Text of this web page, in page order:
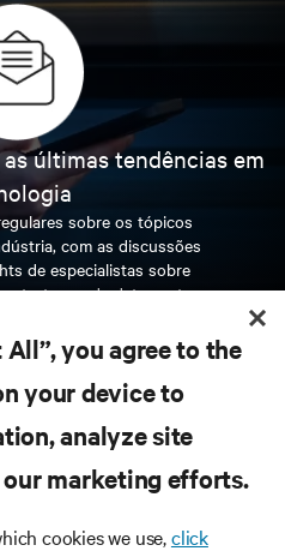
últimas tendências em
sobre os tópicos
com as discussões
de especialistas sobre
e de data center.
SE AGORA
you agree to the
your device to
analyze site
our marketing efforts.
cookies we use,click